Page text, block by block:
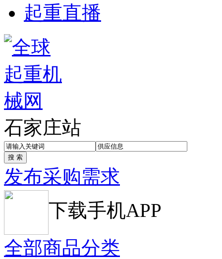
起重直播
石家庄站
发布采购需求
下载手机APP
全部商品分类